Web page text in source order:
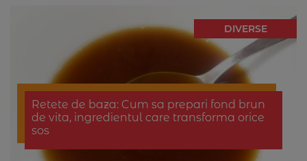
DIVERSE
Retete de baza: Cum sa prepari fond brun
de vita, ingredientul care transforma orice
sos